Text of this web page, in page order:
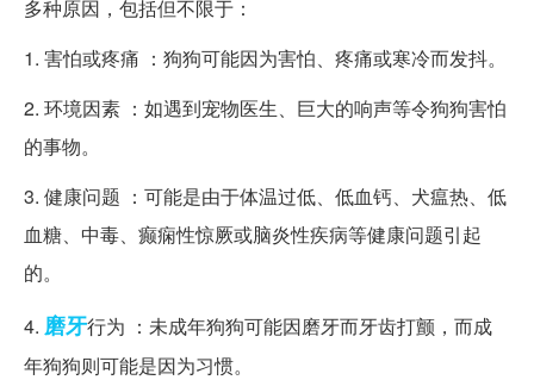
多种原因，包括但不限于：
1. 害怕或疼痛 ：狗狗可能因为害怕、疼痛或寒冷而发抖。
2. 环境因素 ：如遇到宠物医生、巨大的响声等令狗狗害怕
的事物。
3. 健康问题 ：可能是由于体温过低、低血钙、犬瘟热、低
血糖、中毒、癫痫性惊厥或脑炎性疾病等健康问题引起
的。
4. 磨牙行为 ：未成年狗狗可能因磨牙而牙齿打颤，而成
年狗狗则可能是因为习惯。